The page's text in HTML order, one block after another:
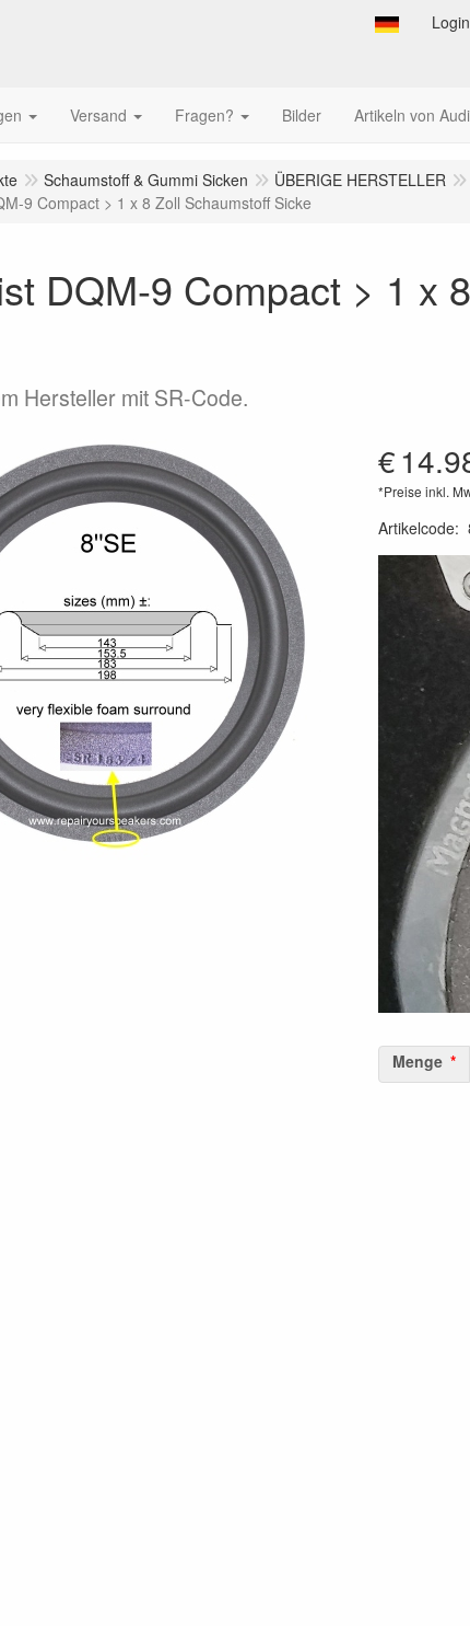
Login
Versand Fragen? Bilder Artikeln von
Schaumstoff & Gummi Sicken ÜBERIGE HERSTELLER
9 Compact > 1 x 8 Zoll Schaumstoff Sicke
DQM-9 Compact > 1 x
Hersteller mit SR-Code.
€
*Preise inkl.
Artikelcode:
Menge